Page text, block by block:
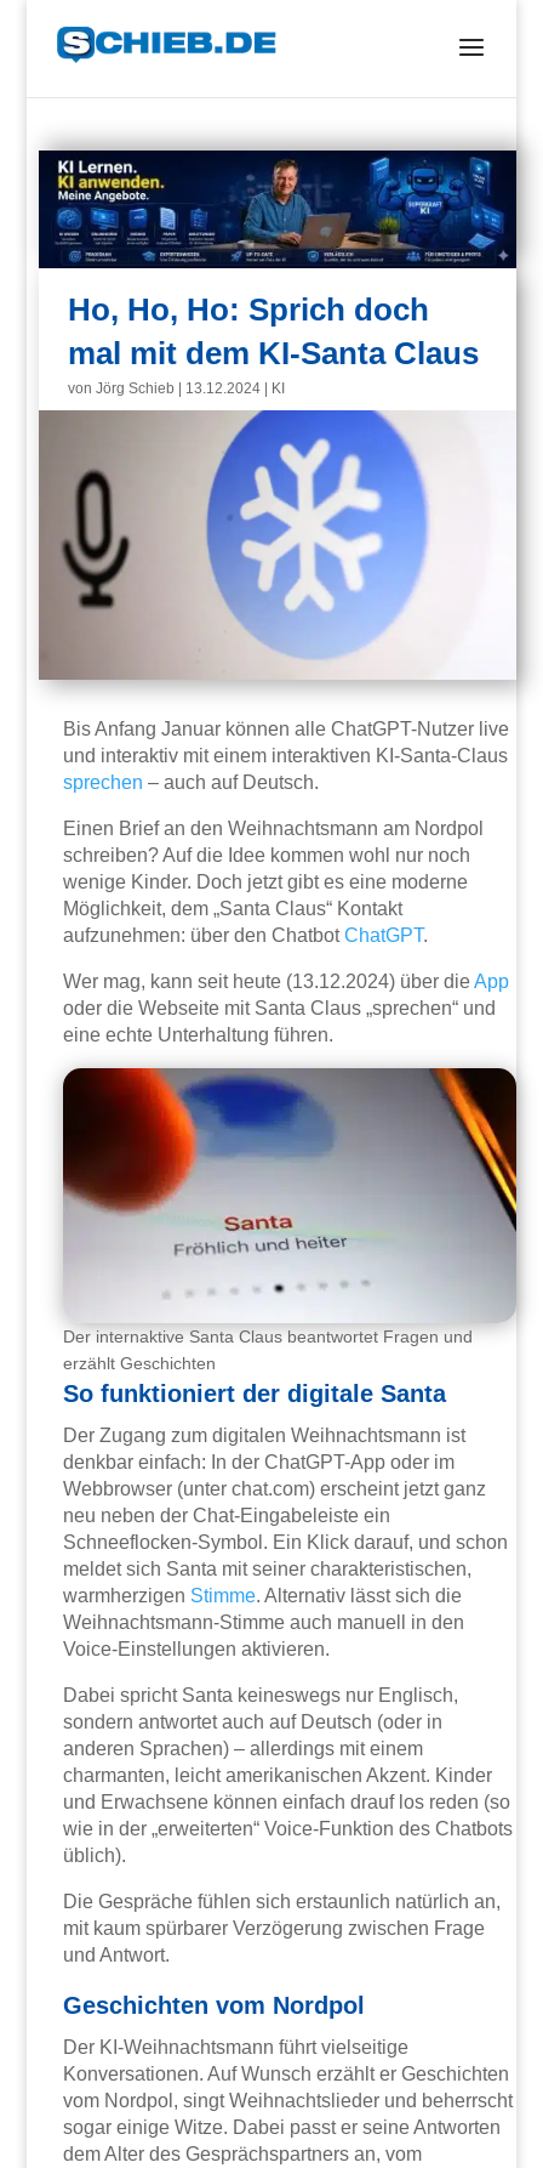
Ho, Ho, Ho: Sprich doch
mal mit dem KI-Santa Claus
vonJörg Schieb 13.12.2024 KI
Bis Anfang Januar können alle ChatGPT-Nutzer live
und interaktiv mit einem interaktiven KI-Santa-Claus
sprechen – auch auf Deutsch.
Einen Brief an den Weihnachtsmann am Nordpol
schreiben? Auf die Idee kommen wohl nur noch
wenige Kinder. Doch jetzt gibt es eine moderne
Möglichkeit, dem „Santa Claus“ Kontakt
aufzunehmen: über den ChatbotChatGPT.
Wer mag, kann seit heute (13.12.2024) über dieApp
oder die Webseite mit Santa Claus „sprechen“ und
eine echte Unterhaltung führen.
Der internaktive Santa Claus beantwortet Fragen und
erzählt Geschichten
So funktioniert der digitale Santa
Der Zugang zum digitalen Weihnachtsmann ist
denkbar einfach: In der ChatGPT-App oder im
Webbrowser (unter chat.com) erscheint jetzt ganz
neu neben der Chat-Eingabeleiste ein
Schneeflocken-Symbol. Ein Klick darauf, und schon
meldet sich Santa mit seiner charakteristischen,
warmherzigen Stimme. Alternativ lässt sich die
Weihnachtsmann-Stimme auch manuell in den
Voice-Einstellungen aktivieren.
Dabei spricht Santa keineswegs nur Englisch,
sondern antwortet auch auf Deutsch (oder in
anderen Sprachen) – allerdings mit einem
charmanten, leicht amerikanischen Akzent. Kinder
und Erwachsene können einfach drauf los reden (so
wie in der „erweiterten“ Voice-Funktion des Chatbots
üblich).
Die Gespräche fühlen sich erstaunlich natürlich an,
mit kaum spürbarer Verzögerung zwischen Frage
und Antwort.
Geschichten vom Nordpol
Der KI-Weihnachtsmann führt vielseitige
Konversationen. Auf Wunsch erzählt er Geschichten
vom Nordpol, singt Weihnachtslieder und beherrscht
sogar einige Witze. Dabei passt er seine Antworten
dem Alter des Gesprächspartners an, vom